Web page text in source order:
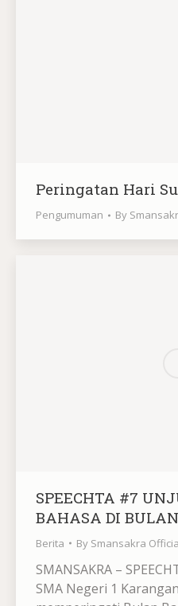
Peringatan Hari
Pengumuman By
SPEECHTA #7
BAHASA DI
Berita By Smansakra
SMANSAKRA –
SMA Negeri 1